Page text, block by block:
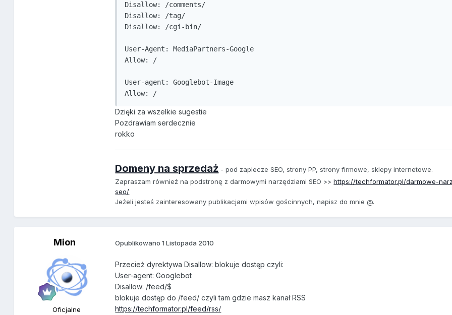
Disallow: /comments/
Disallow: /tag/
Disallow: /cgi-bin/
User-Agent: MediaPartners-Google
Allow: /
User-agent: Googlebot-Image
Allow: /
Dzięki za wszelkie sugestie
Pozdrawiam serdecznie
rokko
Domeny na sprzedaż - pod zaplecze SEO, strony PP, strony firmowe, sklepy internetowe.
Zapraszam również na podstronę z darmowymi narzędziami SEO >>https://techformator.pl/darmowe-
seo/
Jeżeli jesteś zainteresowany publikacjami wpisów gościnnych, napisz do mnie@.
Mion
Oficjalne
Opublikowano1 Listopada 2010
Przecież dyrektywa Disallow: blokuje dostęp czyli:
User-agent: Googlebot
Disallow: /feed/$
blokuje dostęp do /feed/ czyli tam gdzie masz kanał RSS
https://techformator.pl/feed/rss/